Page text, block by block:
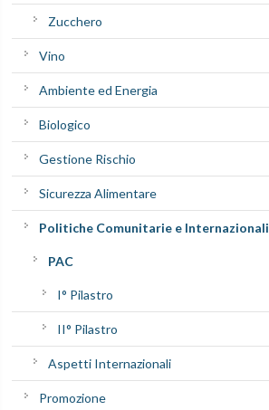
Zucchero
Vino
Ambiente ed Energia
Biologico
Gestione Rischio
Sicurezza Alimentare
Politiche Comunitarie e Internazionali
PAC
I° Pilastro
II° Pilastro
Aspetti Internazionali
Promozione